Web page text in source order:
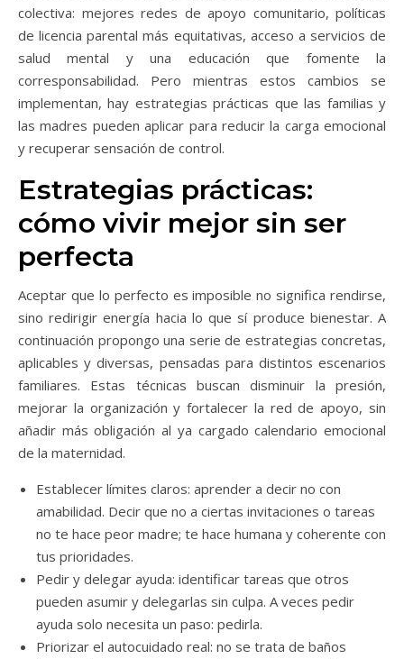
colectiva: mejores redes de apoyo comunitario, políticas
de licencia parental más equitativas, acceso a servicios de
salud mental y una educación que fomente la
corresponsabilidad. Pero mientras estos cambios se
implementan, hay estrategias prácticas que las familias y
las madres pueden aplicar para reducir la carga emocional
y recuperar sensación de control.
Estrategias prácticas:
cómo vivir mejor sin ser
perfecta
Aceptar que lo perfecto es imposible no significa rendirse,
sino redirigir energía hacia lo que sí produce bienestar. A
continuación propongo una serie de estrategias concretas,
aplicables y diversas, pensadas para distintos escenarios
familiares. Estas técnicas buscan disminuir la presión,
mejorar la organización y fortalecer la red de apoyo, sin
añadir más obligación al ya cargado calendario emocional
de la maternidad.
Establecer límites claros: aprender a decir no con
amabilidad. Decir que no a ciertas invitaciones o tareas
no te hace peor madre; te hace humana y coherente con
tus prioridades.
Pedir y delegar ayuda: identificar tareas que otros
pueden asumir y delegarlas sin culpa. A veces pedir
ayuda solo necesita un paso: pedirla.
Priorizar el autocuidado real: no se trata de baños